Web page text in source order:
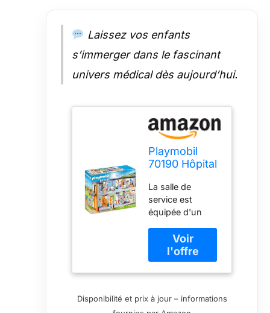
Laissez vos enfants
s’immerger dans le fascinant
univers médical dès aujourd’hui.
Playmobil
70190 Hôpital
City Life-
L'hôpital -
City Life
L'hôpital
La salle de
service est
équipée d'un
éclairé (1 pile 1,5
V nécessaire),
d'une lampe OP
pivotante et de
appareils de
Disponibilité et prix à jour – informations